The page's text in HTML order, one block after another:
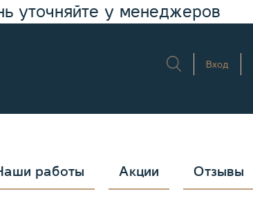
уточняйте у менеджеров
Вход
работы Акции Отзывы